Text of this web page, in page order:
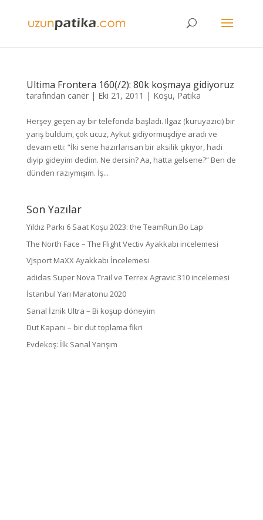
Ultima Frontera 160(/2): 80k koşmaya gidiyoruz
tarafından caner| Eki 21, 2011 | Koşu, Patika
Herşey geçen ay bir telefonda başladı. Ilgaz (kuruyazıcı) bir
yarış buldum, çok ucuz, Aykut gidiyormuşdiye aradı ve
devam etti: “İki sene hazırlansan bir aksilik çıkıyor, hadi
diyip gideyim dedim. Ne dersin? Aa, hatta gelsene?” Ben de
dünden razıymışım. İş...
Son Yazılar
Yıldız Parkı 6 Saat Koşu 2023: the TeamRun.Bo Lap
The North Face – The Flight Vectiv Ayakkabı incelemesi
VJsport MaXX Ayakkabı İncelemesi
adidas Super Nova Trail ve Terrex Agravic 310 incelemesi
İstanbul Yarı Maratonu 2020
Sanal İznik Ultra – Bi koşup döneyim
Dut Kapanı – bir dut toplama fikri
Evdekoş: İlk Sanal Yarışım